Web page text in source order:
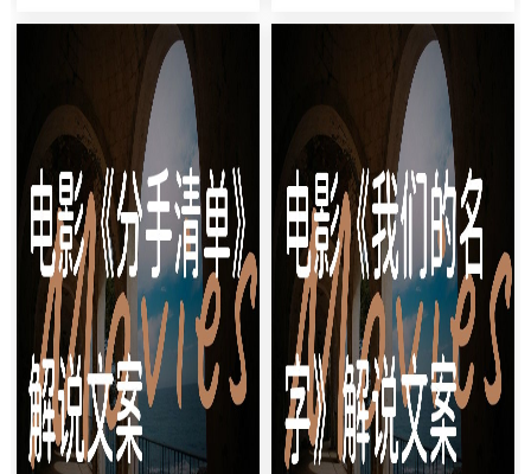
物，而是会救命的超能雷达！
[音效：狗吠声][画面快速剪辑：
导盲犬引路、医疗预警、搜救画
面叠加]今天给你们解说的这部
迪士尼史上最野的公主，不嫁王
子不穿水晶鞋，直接骑着鲨鱼去
屠龙！[画面：巨浪翻涌]百分之
九十九的人不知道，这座小岛